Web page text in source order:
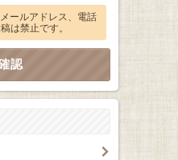
ールアドレス、電話
は禁止です。